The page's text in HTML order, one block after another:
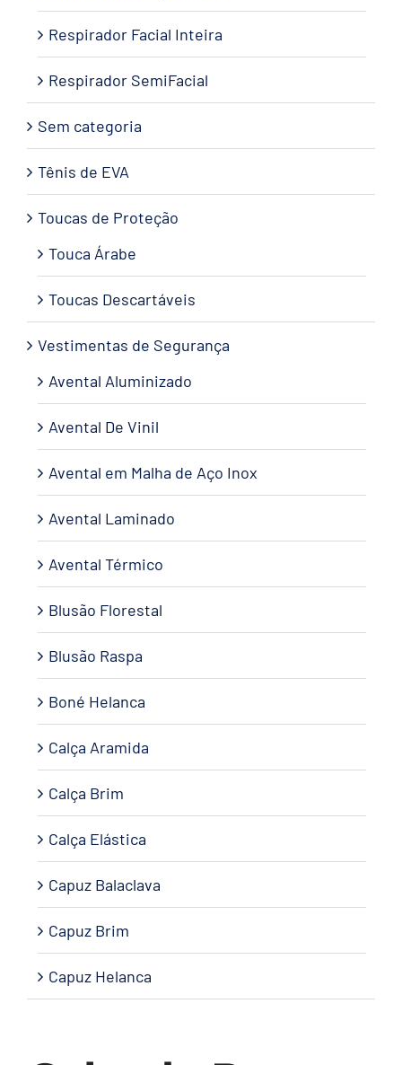
Respirador Facial Inteira
Respirador SemiFacial
Sem categoria
Tênis de EVA
Toucas de Proteção
Touca Árabe
Toucas Descartáveis
Vestimentas de Segurança
Avental Aluminizado
Avental De Vinil
Avental em Malha de Aço Inox
Avental Laminado
Avental Térmico
Blusão Florestal
Blusão Raspa
Boné Helanca
Calça Aramida
Calça Brim
Calça Elástica
Capuz Balaclava
Capuz Brim
Capuz Helanca